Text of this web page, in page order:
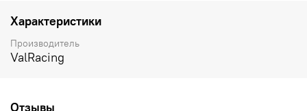
Характеристики
Производитель
ValRacing
Отзывы